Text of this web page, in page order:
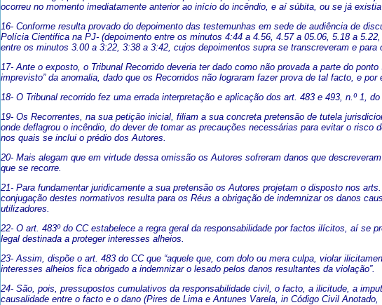
ocorreu no momento imediatamente anterior ao início do incêndio, e aí súbita, ou se já
16- Conforme resulta provado do depoimento das testemunhas em sede de audiência de
Polícia Cientifica na PJ- (depoimento entre os minutos 4:44 a 4.56, 4.57 a 05.06, 5.18 a
entre os minutos 3.00 a 3:22, 3:38 a 3:42, cujos depoimentos supra se transcreveram e
17- Ante o exposto, o Tribunal Recorrido deveria ter dado como não provada a parte do
imprevisto” da anomalia, dado que os Recorridos não lograram fazer prova de tal facto, e
18- O Tribunal recorrido fez uma errada interpretação e aplicação dos art. 483 e 493, n.º 1, do
19- Os Recorrentes, na sua petição inicial, filiam a sua concreta pretensão de tutela
onde deflagrou o incêndio, do dever de tomar as precauções necessárias para evitar o
nos quais se inclui o prédio dos Autores.
20- Mais alegam que em virtude dessa omissão os Autores sofreram danos que
que se recorre.
21- Para fundamentar juridicamente a sua pretensão os Autores projetam o disposto nos
conjugação destes normativos resulta para os Réus a obrigação de indemnizar os danos
utilizadores.
22- O art. 483º do CC estabelece a regra geral da responsabilidade por factos ilícitos, aí se
legal destinada a proteger interesses alheios.
23- Assim, dispõe o art. 483 do CC que “aquele que, com dolo ou mera culpa, violar
interesses alheios fica obrigado a indemnizar o lesado pelos danos resultantes da violação”.
24- São, pois, pressupostos cumulativos da responsabilidade civil, o facto, a ilicitude, a
causalidade entre o facto e o dano (Pires de Lima e Antunes Varela, in Código Civil Anotado,